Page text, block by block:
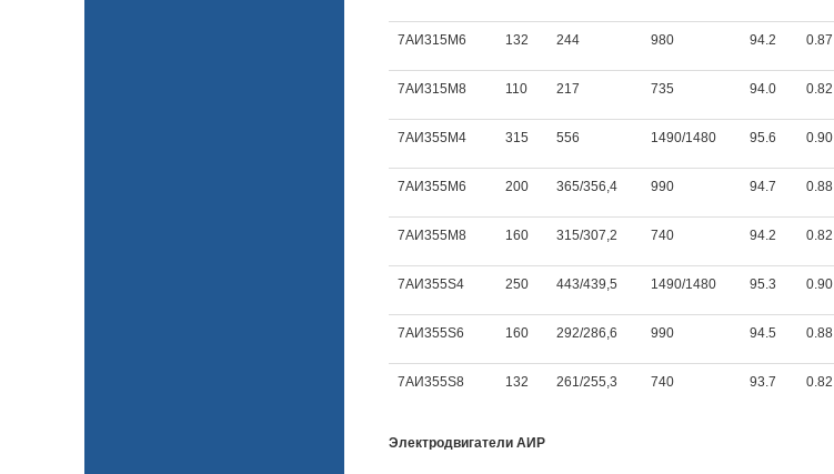
7АИ315М6 132 244 980 94.2 0.87
7АИ315М8 110 217 735 94.0 0.82
7АИ355M4 315 556 1490/1480 95.6 0.90
7АИ355M6 200 365/356,4 990 94.7 0.88
7АИ355M8 160 315/307,2 740 94.2 0.82
7АИ355S4 250 443/439,5 1490/1480 95.3 0.90
7АИ355S6 160 292/286,6 990 94.5 0.88
7АИ355S8 132 261/255,3 740 93.7 0.82
Электродвигатели АИР